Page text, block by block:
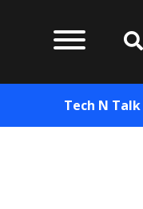
Tech N Talk